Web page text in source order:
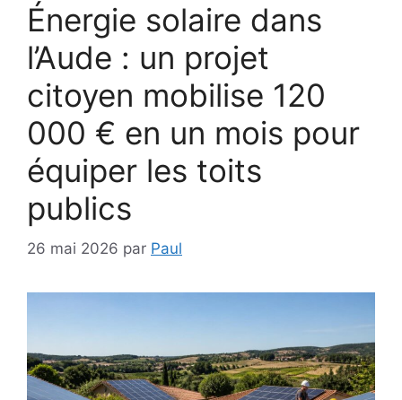
Énergie solaire dans
l’Aude : un projet
citoyen mobilise 120
000 € en un mois pour
équiper les toits
publics
26 mai 2026 par Paul